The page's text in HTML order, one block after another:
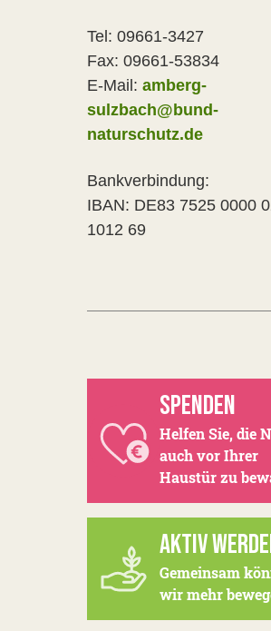
Tel: 09661-3427
Fax: 09661-53834
E-Mail: amberg-
sulzbach@bund-
naturschutz.de
Bankverbindung:
IBAN: DE83 7525 0000
1012 69
SPENDEN
Helfen Sie, die
auch vor Ihrer
Haustür zu
AKTIV
Gemeinsam
wir mehr